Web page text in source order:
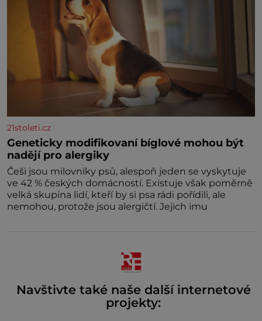
21stoleti.cz
Geneticky modifikovaní bíglové mohou být
nadějí pro alergiky
Češi jsou milovníky psů, alespoň jeden se vyskytuje
ve 42 % českých domácností. Existuje však poměrně
velká skupina lidí, kteří by si psa rádi pořídili, ale
nemohou, protože jsou alergičtí. Jejich imu
Navštivte také naše další internetové
projekty: